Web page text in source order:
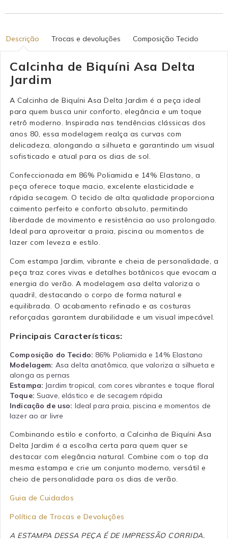
Descrição Trocas e devoluções Composição Tecido
Calcinha de Biquíni Asa Delta
Jardim
A Calcinha de Biquíni Asa Delta Jardim é a peça ideal
para quem busca unir conforto, elegância e um toque
retrô moderno. Inspirada nas tendências clássicas dos
anos 80, essa modelagem realça as curvas com
delicadeza, alongando a silhueta e garantindo um visual
sofisticado e atual para os dias de sol.
Confeccionada em 86% Poliamida e 14% Elastano, a
peça oferece toque macio, excelente elasticidade e
rápida secagem. O tecido de alta qualidade proporciona
caimento perfeito e conforto absoluto, permitindo
liberdade de movimento e resistência ao uso prolongado.
Ideal para aproveitar a praia, piscina ou momentos de
lazer com leveza e estilo.
Com estampa Jardim, vibrante e cheia de personalidade, a
peça traz cores vivas e detalhes botânicos que evocam a
energia do verão. A modelagem asa delta valoriza o
quadril, destacando o corpo de forma natural e
equilibrada. O acabamento refinado e as costuras
reforçadas garantem durabilidade e um visual impecável.
Principais Características:
Composição do Tecido: 86% Poliamida e 14% Elastano
Modelagem: Asa delta anatômica, que valoriza a silhueta e
alonga as pernas
Estampa: Jardim tropical, com cores vibrantes e toque floral
Toque: Suave, elástico e de secagem rápida
Indicação de uso: Ideal para praia, piscina e momentos de
lazer ao ar livre
Combinando estilo e conforto, a Calcinha de Biquíni Asa
Delta Jardim é a escolha certa para quem quer se
destacar com elegância natural. Combine com o top da
mesma estampa e crie um conjunto moderno, versátil e
cheio de personalidade para os dias de verão.
Guia de Cuidados
Política de Trocas e Devoluções
A ESTAMPA DESSA PEÇA É DE IMPRESSÃO CORRIDA.